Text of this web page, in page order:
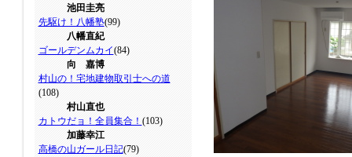
池田圭亮
先駆け！八幡塾(99)
八幡直紀
ゴールデンムカイ(84)
向 嘉博
村山の！宅地建物取引士への道
(108)
村山直也
カトウだョ！全員集合！ (103)
加藤幸江
高橋の山ガール日記(79)